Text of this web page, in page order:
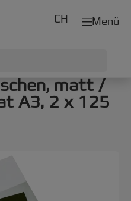
Menü
CH
matt /
A3, 2 x 125